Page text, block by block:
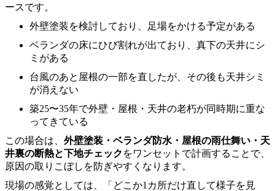
ースです。
外壁塗装を検討しており、足場をかける予定がある
ベランダの床にひび割れが出ており、真下の天井にシ
ミがある
台風のあと屋根の一部を直したが、その後も天井シミ
が消えない
築25〜35年で外壁・屋根・天井の老朽が同時期に重な
ってきている
この場合は、 外壁塗装・ベランダ防水・屋根の雨仕舞い・天
井裏の断熱と下地チェック をワンセットで計画することで、
原因の取りこぼしを防ぎやすくなります。
現場の感覚としては、「どこか1カ所だけ直して様子を見